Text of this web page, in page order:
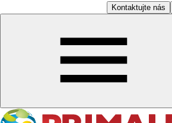
Kontaktujte nás